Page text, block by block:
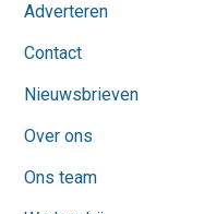
Adverteren
Contact
Nieuwsbrieven
Over ons
Ons team